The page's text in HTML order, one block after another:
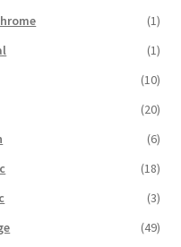
(1)
(1)
(10)
(20)
(6)
(18)
(3)
(49)